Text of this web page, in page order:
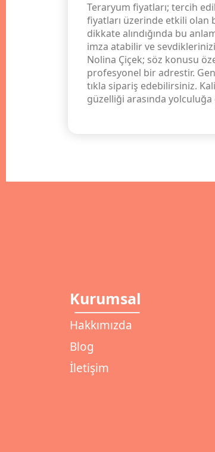
Teraryum fiyatları; tercih
fiyatları üzerinde etkili olan
dikkate alındığında bu
imza atabilir ve
Nolina Çiçek; söz konusu
profesyonel bir adrestir.
tıkla sipariş edebilirsiniz.
güzelliği arasında yolculuğa
Kurumsal
Hakkımızda
Blog
İletişim